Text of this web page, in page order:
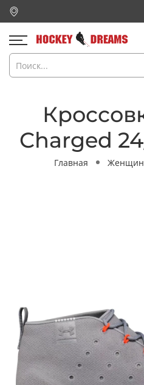
Charged
Главная